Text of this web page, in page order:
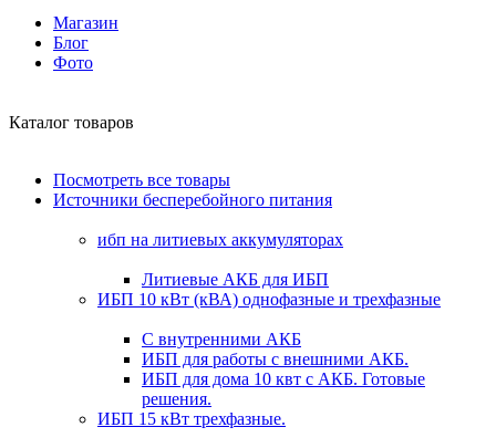
Магазин
Блог
Фото
Каталог товаров
Посмотреть все товары
Источники бесперебойного питания
ибп на литиевых аккумуляторах
Литиевые АКБ для ИБП
ИБП 10 кВт (кВА) однофазные и трехфазные
С внутренними АКБ
ИБП для работы с внешними АКБ.
ИБП для дома 10 квт с АКБ. Готовые
решения.
ИБП 15 кВт трехфазные.